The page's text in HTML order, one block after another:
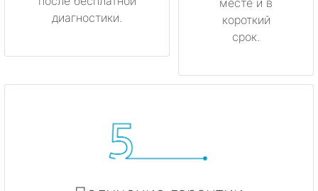
диагностики.
месте и в
короткий
срок.